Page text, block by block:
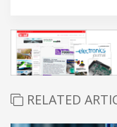
RELATED